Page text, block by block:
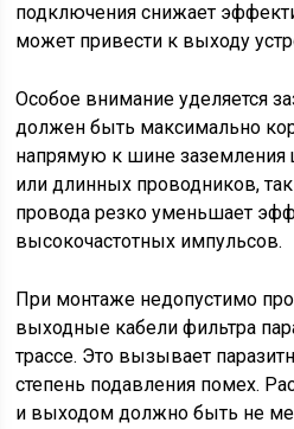
подключения снижает
может привести к выходу
Особое внимание уделяется
должен быть максимально
напрямую к шине заземления
или длинных проводников,
провода резко уменьшает
высокочастотных импульсов.
При монтаже недопустимо
выходные кабели фильтра
трассе. Это вызывает
степень подавления помех.
и выходом должно быть не